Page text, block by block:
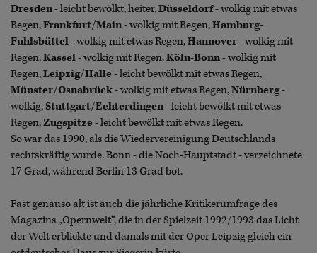
Dresden- leicht bewölkt, heiter,Düsseldorf- wolkig mit etwas
Regen,Frankfurt/Main- wolkig mit Regen,Hamburg-
Fuhlsbüttel- wolkig mit etwas Regen,Hannover- wolkig mit
Regen,Kassel- wolkig mit Regen,Köln-Bonn- wolkig mit
Regen,Leipzig/Halle- leicht bewölkt mit etwas Regen,
Münster/Osnabrück- wolkig mit etwas Regen,Nürnberg-
wolkig,Stuttgart/Echterdingen- leicht bewölkt mit etwas
Regen,Zugspitze- leicht bewölkt mit etwas Regen.
So war das 1990, als die Wiedervereinigung Deutschlands
rechtskräftig wurde. Bonn - die Noch-Hauptstadt - verzeichnete
17 Grad, während Berlin 13 Grad bot.
Fast genauso alt ist auch die jährliche Kritikerumfrage des
Magazins „Opernwelt“, die in der Spielzeit 1992/1993 das Licht
der Welt erblickte und damals mit der Oper Leipzig gleich ein